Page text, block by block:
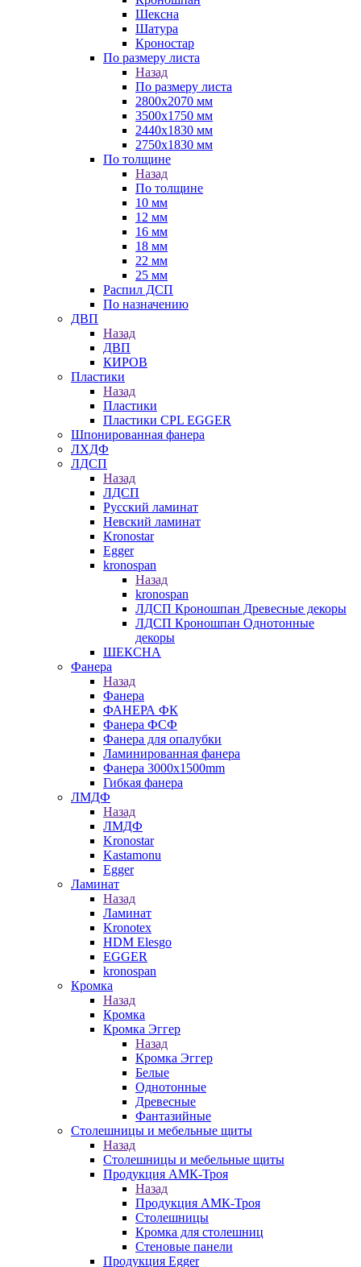
Шексна
Шатура
Кроностар
По размеру листа
Назад
По размеру листа
2800х2070 мм
3500х1750 мм
2440х1830 мм
2750х1830 мм
По толщине
Назад
По толщине
10 мм
12 мм
16 мм
18 мм
22 мм
25 мм
Распил ДСП
По назначению
ДВП
Назад
ДВП
КИРОВ
Пластики
Назад
Пластики
Пластики CPL EGGER
Шпонированная фанера
ЛХДФ
ЛДСП
Назад
ЛДСП
Русский ламинат
Невский ламинат
Kronostar
Egger
kronospan
Назад
kronospan
ЛДСП Кроношпан Древесные декоры
ЛДСП Кроношпан Однотонные
декоры
ШЕКСНА
Фанера
Назад
Фанера
ФАНЕРА ФК
Фанера ФСФ
Фанера для опалубки
Ламинированная фанера
Фанера 3000х1500mm
Гибкая фанера
ЛМДФ
Назад
ЛМДФ
Kronostar
Kastamonu
Egger
Ламинат
Назад
Ламинат
Kronotex
HDM Elesgo
EGGER
kronospan
Кромка
Назад
Кромка
Кромка Эггер
Назад
Кромка Эггер
Белые
Однотонные
Древесные
Фантазийные
Столешницы и мебельные щиты
Назад
Столешницы и мебельные щиты
Продукция АМК-Троя
Назад
Продукция АМК-Троя
Столешницы
Кромка для столешниц
Стеновые панели
Продукция Egger